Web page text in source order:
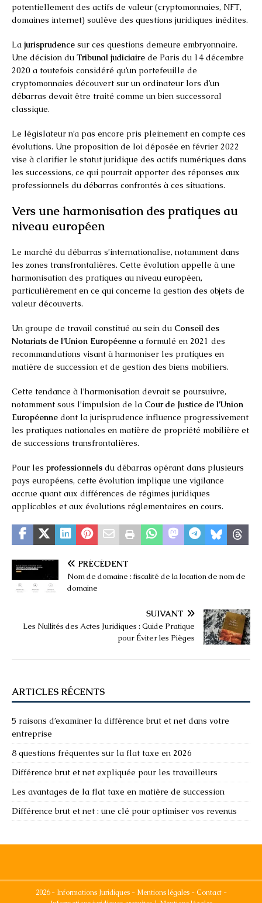
potentiellement des actifs de valeur (cryptomonnaies, NFT,
domaines internet) soulève des questions juridiques inédites.
La jurisprudence sur ces questions demeure embryonnaire.
Une décision du Tribunal judiciaire de Paris du 14 décembre
2020 a toutefois considéré qu’un portefeuille de
cryptomonnaies découvert sur un ordinateur lors d’un
débarras devait être traité comme un bien successoral
classique.
Le législateur n’a pas encore pris pleinement en compte ces
évolutions. Une proposition de loi déposée en février 2022
vise à clarifier le statut juridique des actifs numériques dans
les successions, ce qui pourrait apporter des réponses aux
professionnels du débarras confrontés à ces situations.
Vers une harmonisation des pratiques au
niveau européen
Le marché du débarras s’internationalise, notamment dans
les zones transfrontalières. Cette évolution appelle à une
harmonisation des pratiques au niveau européen,
particulièrement en ce qui concerne la gestion des objets de
valeur découverts.
Un groupe de travail constitué au sein du Conseil des
Notariats de l’Union Européenne a formulé en 2021 des
recommandations visant à harmoniser les pratiques en
matière de succession et de gestion des biens mobiliers.
Cette tendance à l’harmonisation devrait se poursuivre,
notamment sous l’impulsion de la Cour de Justice de l’Union
Européenne dont la jurisprudence influence progressivement
les pratiques nationales en matière de propriété mobilière et
de successions transfrontalières.
Pour les professionnels du débarras opérant dans plusieurs
pays européens, cette évolution implique une vigilance
accrue quant aux différences de régimes juridiques
applicables et aux évolutions réglementaires en cours.
PRÉCÉDENT
Nom de domaine : fiscalité de la location de nom de
domaine
SUIVANT
Les Nullités des Actes Juridiques : Guide Pratique
pour Éviter les Pièges
ARTICLES RÉCENTS
5 raisons d’examiner la différence brut et net dans votre
entreprise
8 questions fréquentes sur la flat taxe en 2026
Différence brut et net expliquée pour les travailleurs
Les avantages de la flat taxe en matière de succession
Différence brut et net : une clé pour optimiser vos revenus
2026 - Informations Juridiques - Mentions légales - Contact -